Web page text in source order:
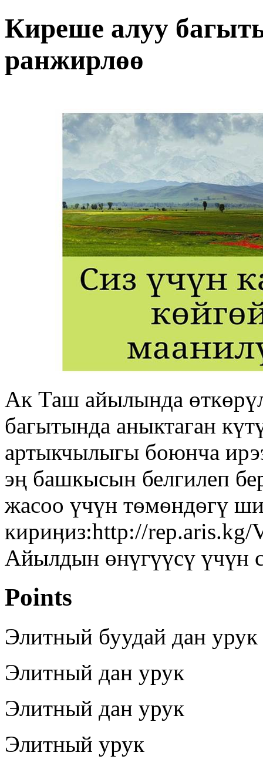
Киреше алуу
ранжирлөө
Ак Таш айылында
багытында аныктаган
артыкчылыгы боюнча
эң башкысын белгилеп
жасоо үчүн тѳмѳндѳгү
кириӊиз:http://
Айылдын өнүгүүсү үчүн
Points
Элитный буудай дан урук
Элитный дан урук
Элитный дан урук
Элитный урук